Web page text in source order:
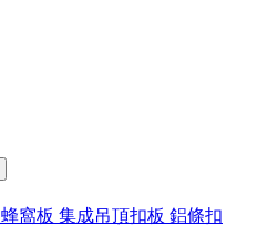
窩板 集成吊頂扣板 鋁條扣